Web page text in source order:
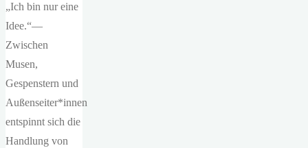
„Ich bin nur eine
Idee.“—
Zwischen
Musen,
Gespenstern und
Außenseiter*innen
entspinnt sich die
Handlung von